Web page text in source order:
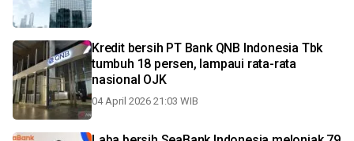
Kredit bersih PT Bank QNB Indonesia Tbk
tumbuh 18 persen, lampaui rata-rata
nasional OJK
04 April 2026 21:03 WIB